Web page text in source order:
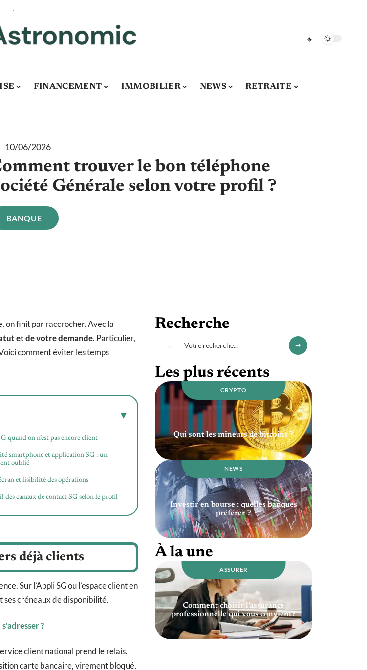
FINANCEMENT IMMOBILIER NEWS RETRAITE
10/06/2026
trouver le bon téléphone
Générale selon votre profil ?
BANQUE
on finit par raccrocher. Avec la
et de votre demande. Particulier,
comment éviter les temps
quand on n’est pas encore client
smartphone et application SG : un
oublié
et lisibilité des opérations
des canaux de contact SG selon le profil
déjà clients
Sur l’Appli SG ou l’espace client en
créneaux de disponibilité.
?
client national prend le relais.
carte bancaire, virement bloqué,
Recherche
Les plus récents
CRYPTO
Qui sont les mineurs de bitcoins ?
NEWS
Investir en bourse : quelles banques
préférer ?
À la une
ASSURER
Comment choisir l’assurance
professionnelle qui vous convient?